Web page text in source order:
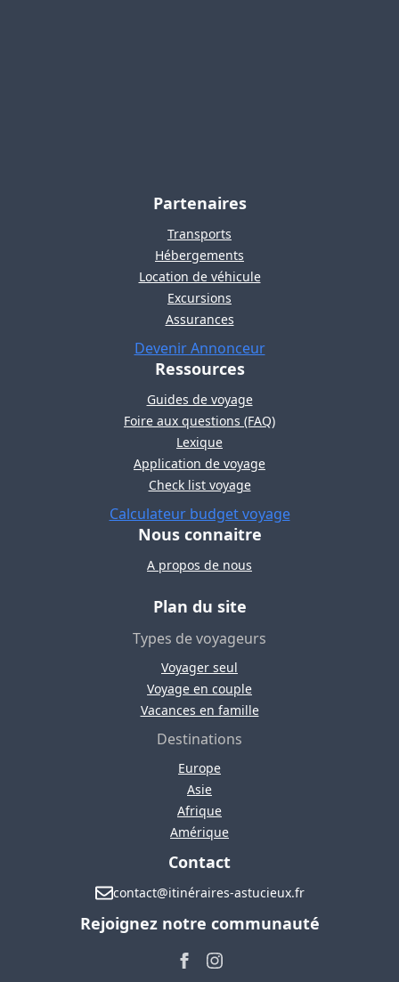
Partenaires
Transports
Hébergements
Location de véhicule
Excursions
Assurances
Devenir Annonceur
Ressources
Guides de voyage
Foire aux questions (FAQ)
Lexique
Application de voyage
Check list voyage
Calculateur budget voyage
Nous connaitre
A propos de nous
Plan du site
Types de voyageurs
Voyager seul
Voyage en couple
Vacances en famille
Destinations
Europe
Asie
Afrique
Amérique
Contact
contact@itinéraires-astucieux.fr
Rejoignez notre communauté